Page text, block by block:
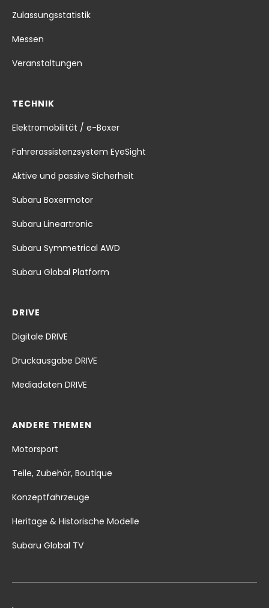
Zulassungsstatistik
Messen
Veranstaltungen
TECHNIK
Elektromobilität / e-Boxer
Fahrerassistenzsystem EyeSight
Aktive und passive Sicherheit
Subaru Boxermotor
Subaru Lineartronic
Subaru Symmetrical AWD
Subaru Global Platform
DRIVE
Digitale DRIVE
Druckausgabe DRIVE
Mediadaten DRIVE
ANDERE THEMEN
Motorsport
Teile, Zubehör, Boutique
Konzeptfahrzeuge
Heritage & Historische Modelle
Subaru Global TV